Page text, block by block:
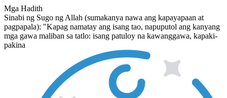
Mga Hadith
Sinabi ng Sugo ng Allah (sumakanya nawa ang kapayapaan at
pagpapala): "Kapag namatay ang isang tao, napuputol ang kanyang
mga gawa maliban sa tatlo: isang patuloy na kawanggawa, kapaki-
pakina